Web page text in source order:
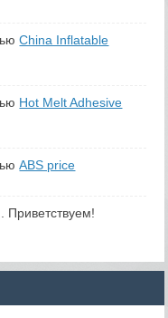
China Inflatable
Hot Melt Adhesive
ABS price
Приветствуем!